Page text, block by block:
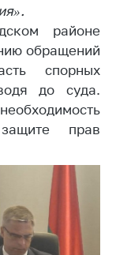
районе
обращений
спорных
до суда.
прав